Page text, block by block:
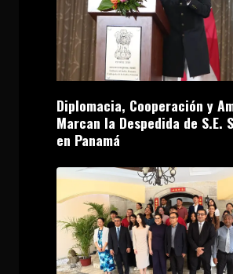
Diplomacia, Cooperación y
Marcan la Despedida de S.E.
en Panamá